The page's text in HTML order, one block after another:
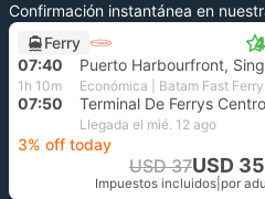
Confirmación instantánea en
Ferry
07:40
1h 10m Económica | Batam Fast Ferry
07:50
Llegada el mié. 12 ago
3% off today
USD 37USD 35
Impuestos incluidos por